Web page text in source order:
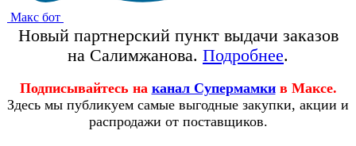
Макс бот
Новый партнерский пункт выдачи заказов
на Салимжанова. Подробнее.
Подписывайтесь на канал Супермамки в Максе.
Здесь мы публикуем самые выгодные закупки, акции и
распродажи от поставщиков.